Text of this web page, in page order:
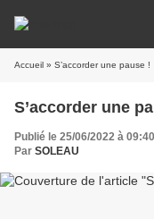
Accueil » S’accorder une pause !
S’accorder une
Publié le 25/06/2022 à 09:40
Par SOLEAU